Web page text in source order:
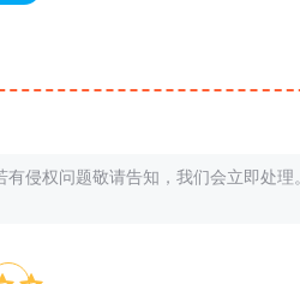
侵权问题敬请告知，我们会立即处理。